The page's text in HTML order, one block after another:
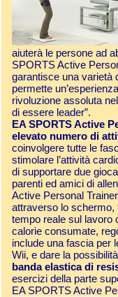
aiuterà le persone ad
SPORTS Active
garantisce una varietà
permette
rivoluzione assoluta
di essere leader”.
EA SPORTS Active
elevato numero di
coinvolgere tutte le
stimolare l’attività
di supportare due
parenti ed amici di
Active Personal
attraverso lo schermo,
tempo reale sul lavoro
calorie consumate,
include una fascia per
Wii, e dare la
banda elastica di
esercizi della parte
EA SPORTS Active